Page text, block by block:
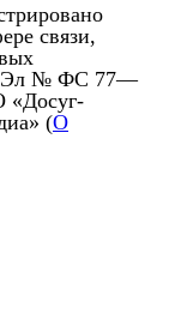
связи,
Эл № ФС 77—
«Досуг-
(О